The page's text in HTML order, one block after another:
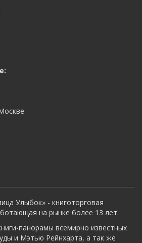
Улыбок» - книготорговая
на рынке более 13 лет.
панорамы всемирно известных
и Мэтью Рейнхарта, а так же